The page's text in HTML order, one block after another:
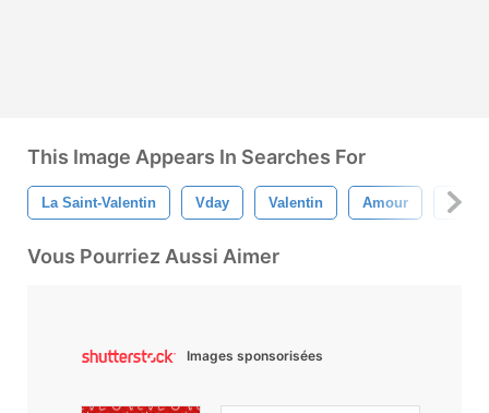
This Image Appears In Searches For
La Saint-Valentin Vday Valentin Amour Cœur
Vous Pourriez Aussi Aimer
Images sponsorisées